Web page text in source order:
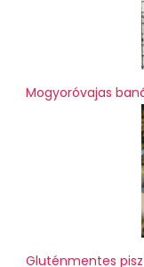
Mogyoróvajas
Gluténmentes